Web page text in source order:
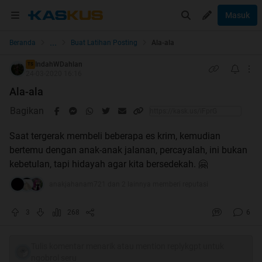
Masuk
Beranda ... Buat Latihan Posting Ala-ala
TS
IndahWDahlan
Ala-ala
Bagikan
Saat tergerak membeli beberapa es krim, kemudian
bertemu dengan anak-anak jalanan, percayalah, ini bukan
kebetulan, tapi hidayah agar kita bersedekah. 🤗
3 268 6